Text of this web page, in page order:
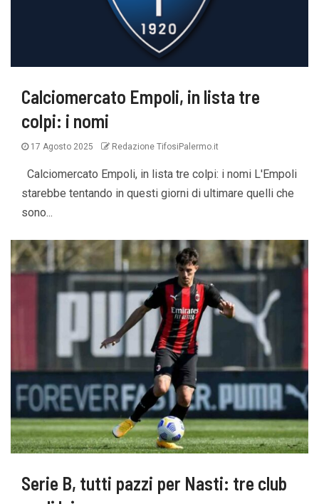
Calciomercato Empoli, in lista tre
colpi: i nomi
17 Agosto 2025 Redazione TifosiPalermo.it
Calciomercato Empoli, in lista tre colpi: i nomi L'Empoli
starebbe tentando in questi giorni di ultimare quelli che
sono...
Serie B, tutti pazzi per Nasti: tre club